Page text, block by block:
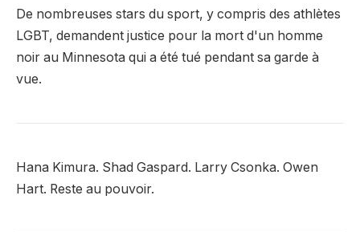
De nombreuses stars du sport, y compris des athlètes
LGBT, demandent justice pour la mort d'un homme
noir au Minnesota qui a été tué pendant sa garde à
vue.
Hana Kimura. Shad Gaspard. Larry Csonka. Owen
Hart. Reste au pouvoir.